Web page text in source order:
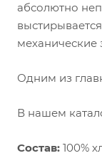
абсолютно
механические
Одним из
В нашем
Состав: 100%